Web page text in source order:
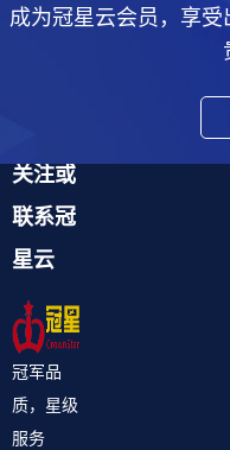
成为冠星云会员，享
关注或
联系冠
星云
冠军品
质，星级
服务